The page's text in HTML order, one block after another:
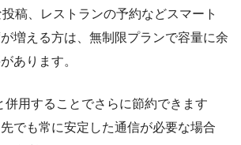
稿、レストランの予約などスマート
増える方は、無制限プランで容量に余
あります。
併用することでさらに節約できます
でも常に安定した通信が必要な場合